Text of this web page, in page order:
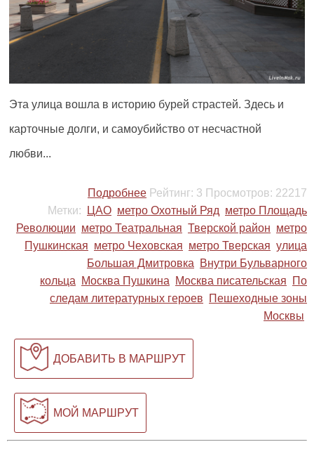
Эта улица вошла в историю бурей страстей. Здесь и
карточные долги, и самоубийство от несчастной
любви...
Подробнее Рейтинг: 3 Просмотров: 22217
Метки:
ЦАО метро Охотный Ряд метро Площадь
Революции метро Театральная Тверской район метро
Пушкинская метро Чеховская метро Тверская улица
Большая Дмитровка
Внутри Бульварного
кольца
Москва Пушкина Москва писательская
По
следам литературных героев
Пешеходные зоны
Москвы
ДОБАВИТЬ В МАРШРУТ
МОЙ МАРШРУТ